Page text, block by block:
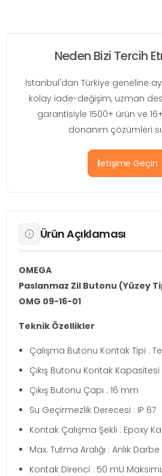
Neden Bizi Tercih
İstanbul'dan Türkiye geneline
kolay iade-değişim, uzman
garantisiyle 1500+ ürün ve
donanım çözümleri
İletişime Geçin
Ürün Açıklaması
OMEGA
Paslanmaz Zil Butonu (Yüzey
OMG 09-16-01
Teknik Özellikler
Çalışma Butonu Kontak Tipi :
Çıkış Butonu Kontak Kapasitesi
Çıkış Butonu Çapı : 16 mm
Su Geçirmezlik Derecesi : IP 67
Kontak Çalışma Şekli : Epoxy
Max. Tutma Aralığı : Anlık Darbe
Kontak Direnci : 50 mU